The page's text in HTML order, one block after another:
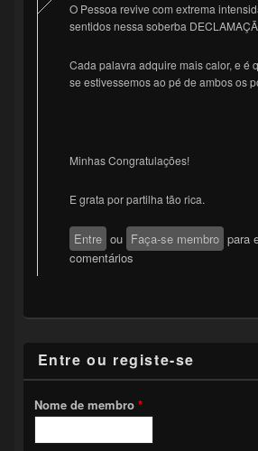
O Pessoa revive com extrema
sentidos nessa soberba
Cada palavra adquire mais calor, e é
se estivessemos ao pé de ambos os
Minhas Congratulações!
E grata por partilha tão rica.
Entre ou Faça-se membro para
comentários
Entre ou registe-se
Nome de membro *